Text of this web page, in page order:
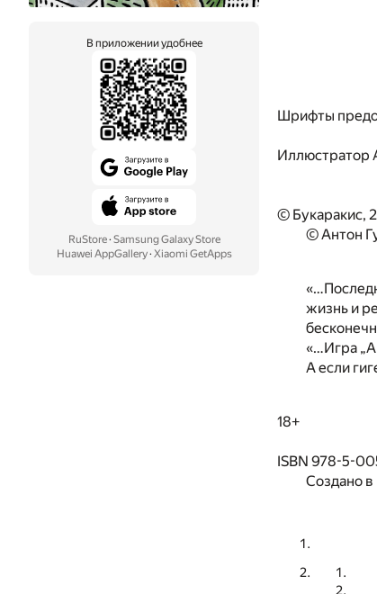
В приложении удобнее
RuStore· Samsung Galaxy Store
Huawei AppGallery· Xiaomi GetApps
Шрифты
Иллюстратор
© Букаракис,
© Антон
жизнь и
«…Игра „А
А если
18+
ISBN 978-5-
Создано в